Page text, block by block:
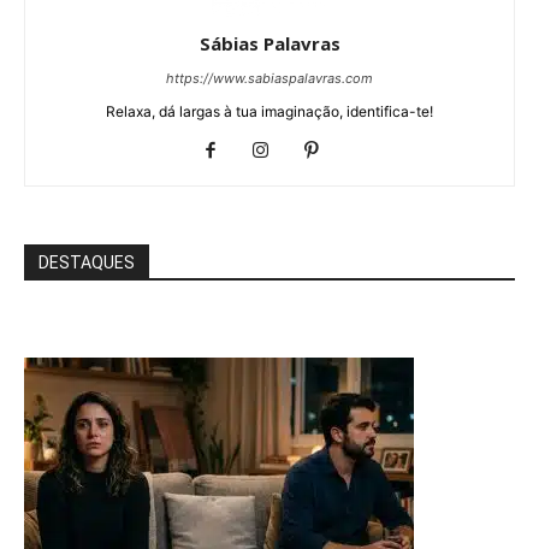
Sábias Palavras
https://www.sabiaspalavras.com
Relaxa, dá largas à tua imaginação, identifica-te!
DESTAQUES